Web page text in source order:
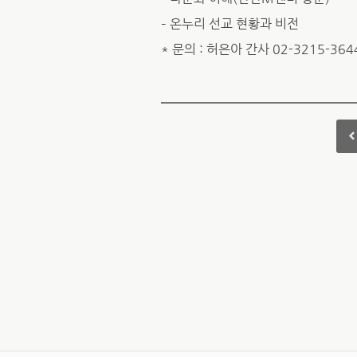
– 온누리 선교 현황과 비전
* 문의 : 허은아 간사 02-3215-